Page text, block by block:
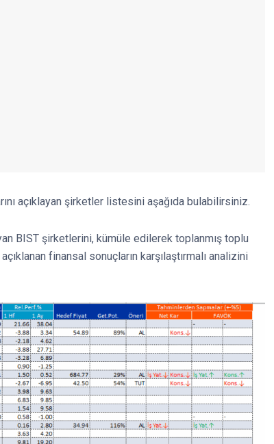
açıklayan şirketler listesini aşağıda bulabilirsiniz.
BIST şirketlerini, kümüle edilerek toplanmış toplu
finansal sonuçların karşılaştırmalı analizini